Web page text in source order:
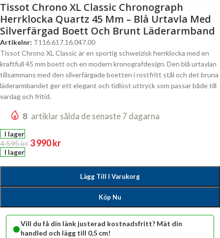
Tissot Chrono XL Classic Chronograph
Herrklocka Quartz 45 Mm – Blå Urtavla Med
Silverfärgad Boett Och Brunt Läderarmband
Artikelnr: T116.617.16.047.00
Tissot Chrono XL Classic är en sportig schweizisk herrklocka med en
kraftfull 45 mm boett och en modern kronografdesign. Den blå urtavlan
tillsammans med den silverfärgade boetten i rostfritt stål och det bruna
läderarmbandet ger ett elegant och tidlöst uttryck som passar både till
vardag och fritid.
8 artiklar sålda de senaste 7 dagarna
I lager
4 595kr 3 990kr
I lager
Lägg Till I Varukorg
Köp Nu
•Vill du få din länk justerad kostnadsfritt? Mät din
handled och lägg till 0,5 cm!